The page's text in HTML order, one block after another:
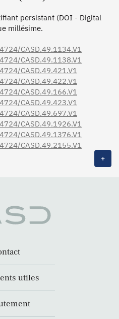
persistant (DOI - Digital
millésime.
CASD.49.1134.V1
CASD.49.1138.V1
CASD.49.421.V1
CASD.49.422.V1
CASD.49.166.V1
CASD.49.423.V1
CASD.49.697.V1
CASD.49.1926.V1
CASD.49.1376.V1
CASD.49.2155.V1
+
utiles